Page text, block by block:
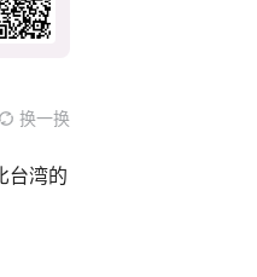
换一换
台湾的